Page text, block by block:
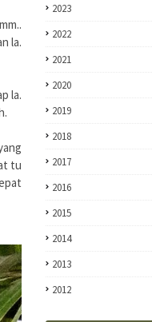
la.
la.
tu
2023
2022
2021
2020
2019
2018
2017
2016
2015
2014
2013
2012